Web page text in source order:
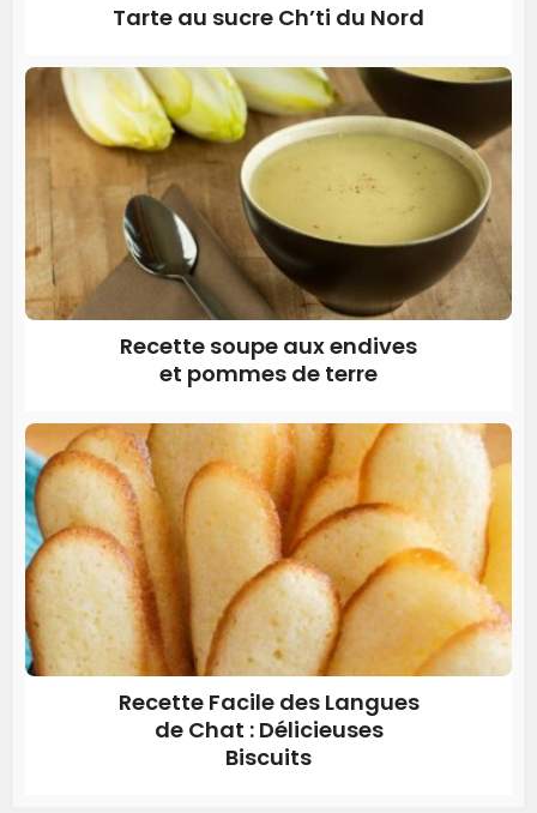
Tarte au sucre Ch’ti du Nord
Recette soupe aux endives
et pommes de terre
Recette Facile des Langues
de Chat : Délicieuses
Biscuits